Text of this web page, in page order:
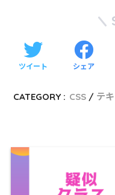
ツイート シェア
CATEGORY : CSS テ